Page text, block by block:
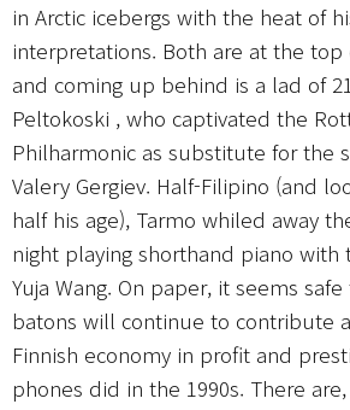
in Arctic icebergs with the heat of
interpretations. Both are at the top
and coming up behind is a lad of
Peltokoski , who captivated the
Philharmonic as substitute for the
Valery Gergiev. Half-Filipino (and
half his age), Tarmo whiled away
night playing shorthand piano with
Yuja Wang. On paper, it seems
batons will continue to contribute
Finnish economy in profit and
phones did in the 1990s. There